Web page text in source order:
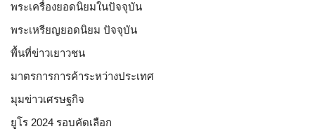
พระเครื่องยอดนิยมในปัจจุบัน
พระเหรียญยอดนิยม ปัจจุบัน
พื้นที่ข่าวเยาวชน
มาตรการการค้าระหว่างประเทศ
มุมข่าวเศรษฐกิจ
ยูโร 2024 รอบคัดเลือก